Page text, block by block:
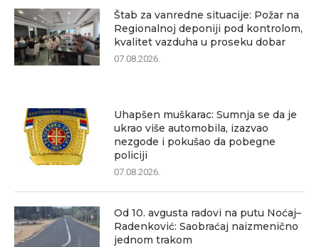
Štab za vanredne situacije: Požar na
Regionalnoj deponiji pod kontrolom,
kvalitet vazduha u proseku dobar
07.08.2026.
Uhapšen muškarac: Sumnja se da je
ukrao više automobila, izazvao
nezgode i pokušao da pobegne
policiji
07.08.2026.
Od 10. avgusta radovi na putu Noćaj–
Radenković: Saobraćaj naizmenično
jednom trakom